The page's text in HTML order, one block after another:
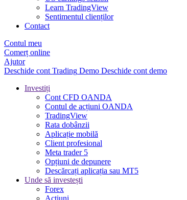
Learn TradingView
Sentimentul clienților
Contact
Contul meu
Comerț online
Ajutor
Deschide cont Trading Demo Deschide cont demo
Investiți
Cont CFD OANDA
Contul de acțiuni OANDA
TradingView
Rata dobânzii
Aplicație mobilă
Client profesional
Meta trader 5
Opțiuni de depunere
Descărcați aplicația sau MT5
Unde să investești
Forex
Acțiuni